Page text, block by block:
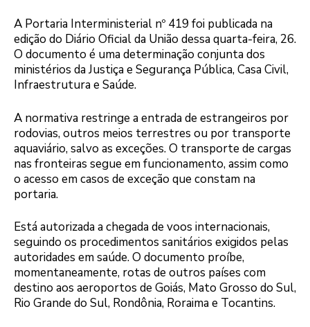
A Portaria Interministerial nº 419 foi publicada na
edição do Diário Oficial da União dessa quarta-feira, 26.
O documento é uma determinação conjunta dos
ministérios da Justiça e Segurança Pública, Casa Civil,
Infraestrutura e Saúde.
A normativa restringe a entrada de estrangeiros por
rodovias, outros meios terrestres ou por transporte
aquaviário, salvo as exceções. O transporte de cargas
nas fronteiras segue em funcionamento, assim como
o acesso em casos de exceção que constam na
portaria.
Está autorizada a chegada de voos internacionais,
seguindo os procedimentos sanitários exigidos pelas
autoridades em saúde. O documento proíbe,
momentaneamente, rotas de outros países com
destino aos aeroportos de Goiás, Mato Grosso do Sul,
Rio Grande do Sul, Rondônia, Roraima e Tocantins.